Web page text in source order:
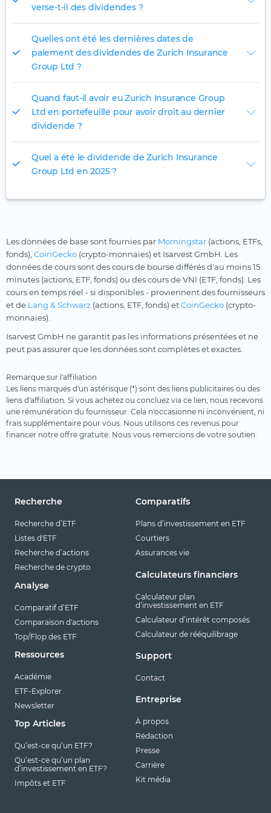
verse-t-il des dividendes ?
Quelles ont été les dernières dates de
paiement des dividendes de Zurich Insurance
Group Ltd ?
Quand faut-il avoir eu Zurich Insurance Group
Ltd en portefeuille pour avoir droit au dernier
dividende ?
Quel a été le dividende de Zurich Insurance
Group Ltd en 2025 ?
Les données de base sont fournies par Morningstar (actions, ETFs,
fonds), CoinGecko (crypto-monnaies) et Isarvest GmbH. Les
données de cours sont des cours de bourse différés d'au moins 15
minutes (actions, ETF, fonds) ou des cours de VNI (ETF, fonds). Les
cours en temps réel - si disponibles - proviennent des fournisseurs
et de Lang & Schwarz (actions, ETF, fonds) etCoinGecko (crypto-
monnaies).
Isarvest GmbH ne garantit pas les informations présentées et ne
peut pas assurer que les données sont complètes et exactes.
Remarque sur l'affiliation
Les liens marqués d'un astérisque (*) sont des liens publicitaires ou des
liens d'affiliation. Si vous achetez ou concluez via ce lien, nous recevons
une rémunération du fournisseur. Cela n'occasionne ni inconvénient, ni
frais supplémentaire pour vous. Nous utilisons ces revenus pour
financer notre offre gratuite. Nous vous remercions de votre soutien.
Recherche
Recherche d’ETF
Listes d'ETF
Recherche d’actions
Recherche de crypto
Analyse
Comparatif d’ETF
Comparaison d'actions
Top/Flop des ETF
Ressources
Académie
ETF-Explorer
Newsletter
Top Articles
Qu’est-ce qu’un ETF?
Qu’est-ce qu’un plan
d’investissement en ETF?
Impôts et ETF
Comparatifs
Plans d’investissement en ETF
Courtiers
Assurances vie
Calculateurs financiers
Calculateur plan
d’investissement en ETF
Calculateur d’intérêt composés
Calculateur de rééquilibrage
Support
Contact
Entreprise
À propos
Rédaction
Presse
Carrière
Kit média